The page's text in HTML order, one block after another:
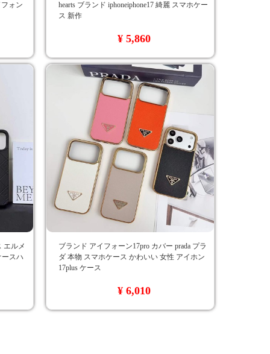
ォン
hearts ブランド iphoneiphone17 綺麗 スマホケー
ス 新作
¥ 5,860
エルメ
ースハ
ブランド アイフォーン17pro カバー prada プラ
ダ 本物 スマホケース かわいい 女性 アイホン
17plus ケース
¥ 6,010